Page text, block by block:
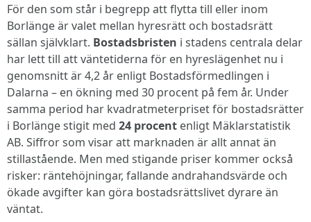
För den som står i begrepp att flytta till eller inom
Borlänge är valet mellan hyresrätt och bostadsrätt
sällan självklart. Bostadsbristen i stadens centrala delar
har lett till att väntetiderna för en hyreslägenhet nu i
genomsnitt är 4,2 år enligt Bostadsförmedlingen i
Dalarna – en ökning med 30 procent på fem år. Under
samma period har kvadratmeterpriset för bostadsrätter
i Borlänge stigit med 24 procent enligt Mäklarstatistik
AB. Siffror som visar att marknaden är allt annat än
stillastående. Men med stigande priser kommer också
risker: räntehöjningar, fallande andrahandsvärde och
ökade avgifter kan göra bostadsrättslivet dyrare än
väntat.